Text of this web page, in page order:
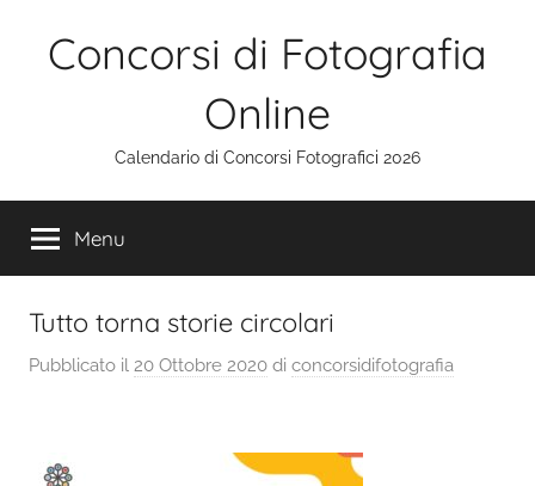
Concorsi di Fotografia
Online
Calendario di Concorsi Fotografici 2026
Menu
Tutto torna storie circolari
Pubblicato il 20 Ottobre 2020 di concorsidifotografia